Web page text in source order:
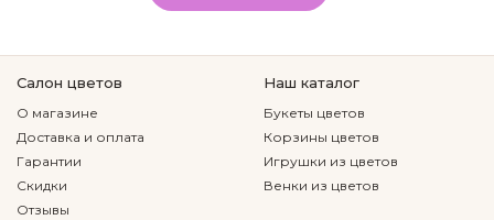
Салон цветов
О магазине
Доставка и оплата
Гарантии
Скидки
Отзывы
Наш каталог
Букеты цветов
Корзины цветов
Игрушки из цветов
Венки из цветов